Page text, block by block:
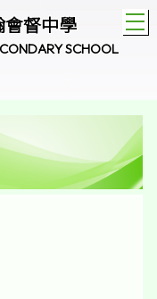
督中學
SCHOOL